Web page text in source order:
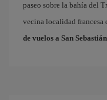
paseo sobre la bahía del
vecina localidad francesa
de vuelos a San Sebastián